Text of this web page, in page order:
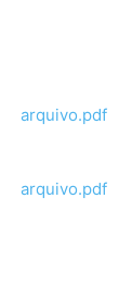
arquivo.pdf
arquivo.pdf